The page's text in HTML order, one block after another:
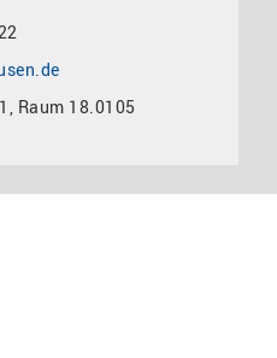
Raum 18.0105